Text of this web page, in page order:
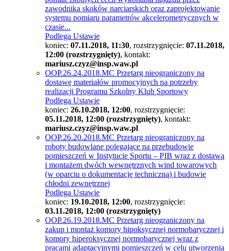
zawodnika skoków narciarskich oraz zaprojektowanie
systemu pomiaru parametrów akcelerometrycznych w
czasie...
Podlega Ustawie
koniec: 07.11.2018, 11:30, rozstrzygnięcie: 07.11.2018,
12:00 (rozstrzygnięty), kontakt:
mariusz.czyz@insp.waw.pl
OOP.26.24.2018.MC Przetarg nieograniczony na
dostawę materiałów promocyjnych na potrzeby
realizacji Programu Szkolny Klub Sportowy
Podlega Ustawie
koniec: 26.10.2018, 12:00, rozstrzygnięcie:
05.11.2018, 12:00 (rozstrzygnięty), kontakt:
mariusz.czyz@insp.waw.pl
OOP.26.20.2018.MC Przetarg nieograniczony na
roboty budowlane polegające na przebudowie
pomieszczeń w Instytucie Sportu – PIB wraz z dostawą
i montażem dwóch wewnętrznych wind towarowych
(w oparciu o dokumentację techniczną) i budowie
chłodni zewnętrznej
Podlega Ustawie
koniec: 19.10.2018, 12:00, rozstrzygnięcie:
03.11.2018, 12:00 (rozstrzygnięty)
OOP.26.19.2018.MC Przetarg nieograniczony na
zakup i montaż komory hipoksycznej normobarycznej i
komory hiperoksycznej normobarycznej wraz z
pracami adaptacyjnymi pomieszczeń w celu utworzenia